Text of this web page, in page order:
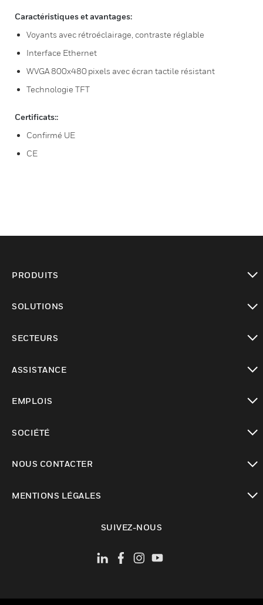
Caractéristiques et avantages:
Voyants avec rétroéclairage, contraste réglable
Interface Ethernet
WVGA 800x480 pixels avec écran tactile résistant
Technologie TFT
Certificats::
Confirmé UE
CE
PRODUITS
SOLUTIONS
SECTEURS
ASSISTANCE
EMPLOIS
SOCIÉTÉ
NOUS CONTACTER
MENTIONS LÉGALES
SUIVEZ-NOUS